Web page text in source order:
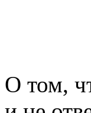
О том,